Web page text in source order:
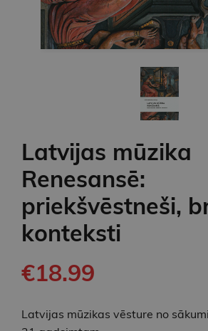
Latvijas mūzika
Renesansē:
priekšvēstneši,
konteksti
€18.99
Latvijas mūzikas vēsture no